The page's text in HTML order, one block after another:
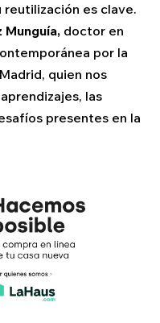
es clave.
Munguía, doctor en
por la
quien nos
las
presentes en la